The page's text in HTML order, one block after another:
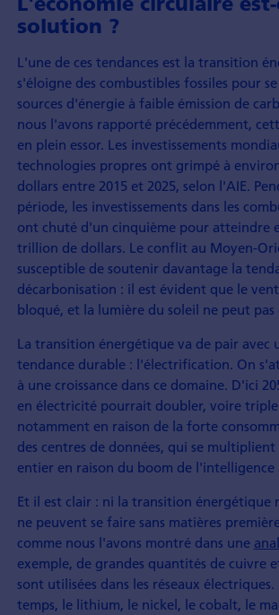
solution ?
L'une de ces tendances est la transition
s'éloigne des combustibles fossiles pour
sources d'énergie à faible émission de
nous l'avons rapporté précédemment,
en plein essor. Les investissements
technologies propres ont grimpé à
dollars entre 2015 et 2025, selon l'AIE.
période, les investissements dans les
ont chuté d'un cinquième pour atteindre
trillion de dollars. Le conflit au Moyen-
susceptible de soutenir davantage la
décarbonisation : il est évident que le
bloqué, et la lumière du soleil ne peut
La transition énergétique va de pair avec
tendance durable : l'électrification. On
à une croissance dans ce domaine. D'ici
en électricité pourrait doubler, voire
notamment en raison de la forte
des centres de données, qui se
entier en raison du boom de
Et il est clair : ni la transition
ne peuvent se faire sans matières
comme nous l'avons montré dans une
exemple, de grandes quantités de cuivre
sont utilisées dans les réseaux électriques.
temps, le lithium, le nickel, le cobalt, le